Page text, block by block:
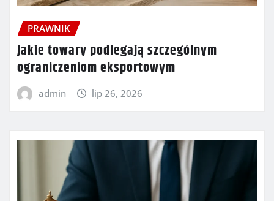
PRAWNIK
Jakie towary podlegają szczególnym
ograniczeniom eksportowym
admin lip 26, 2026